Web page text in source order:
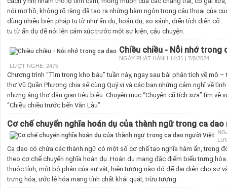
nói mơ hồ, không rõ ràng đã tạo ra những hàm ngôn trong câu thoại của
dùng nhiều biện pháp tu từ như ẩn dụ, hoán dụ, so sánh, điển tích điển
tu từ ẩn dụ để nói lên cảm xúc trước một sự kiện, câu chuyện.
Chiều chiều - Nỗi nhớ trong
NGÀY PHÁT HÀNH 14:31 | 7/8/2024
LƯỢT NGHE: 2475
Chương trình “Tìm trong kho báu” tuần này, ngay sau bài phân tích về mô –
thơ Vũ Quần Phương chia sẻ cùng Quý vị và các bạn những cảm nghĩ về
những áng thơ dân gian tiêu biểu. Chuyên mục “Chuyện cũ tích xưa” tìm về
“Chiều chiều trước bến Văn Lâu”
Cơ chế chuyển nghĩa hoán dụ của thành ngữ trong ca
Ca dao có chứa các thành ngữ có một số cơ chế tạo nghĩa hàm ẩn, trong
theo cơ chế chuyển nghĩa hoán dụ. Hoán dụ mang đặc điểm biểu trưng
thuộc tính, một bộ phận của sự vật, hiện tượng nào đó để đại diện cho sự
trưng hóa, ước lệ hóa mang tính chất khái quát, trừu tượng.